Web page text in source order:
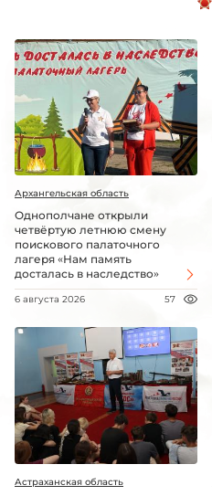
Архангельская область
Однополчане открыли
четвёртую летнюю смену
поискового палаточного
лагеря «Нам память
досталась в наследство»
6 августа 2026 57
Астраханская область